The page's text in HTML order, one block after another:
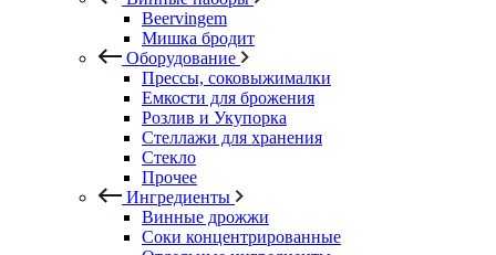
Beervingem
Мишка бродит
Оборудование
Прессы, соковыжималки
Емкости для брожения
Розлив и Укупорка
Стеллажи для хранения
Стекло
Прочее
Ингредиенты
Винные дрожжи
Соки концентрированные